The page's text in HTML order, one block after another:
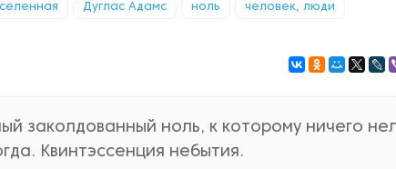
Дуглас Адамс ноль человек, люди
заколдованный ноль, к которому ничего
Квинтэссенция небытия.